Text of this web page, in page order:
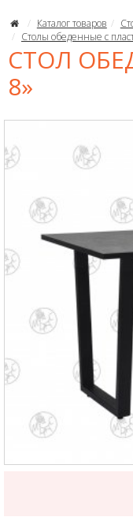
Каталог товаров
Столы обеденные с
СТОЛ
8»